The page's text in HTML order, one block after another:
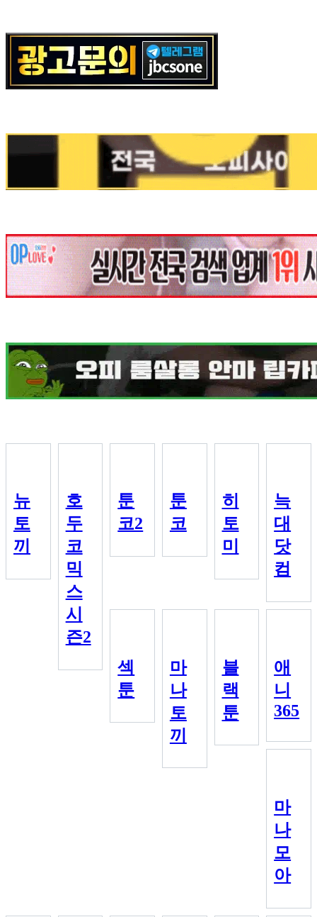
뉴
토
끼
호
두
코
믹
스
시
즌2
툰
코2
툰
코
히
토
미
늑
대
닷
컴
섹
툰
마
나
토
끼
블
랙
툰
애
니
365
마
나
모
아